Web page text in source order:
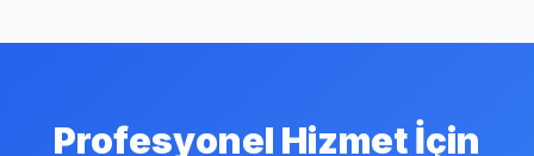
Profesyonel Hizmet İçin